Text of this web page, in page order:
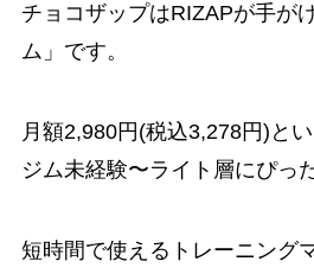
チョコザップはRIZAPが手が
ム」です。
月額2,980円(税込3,278円)と
ジム未経験〜ライト層にぴっ
短時間で使えるトレーニング